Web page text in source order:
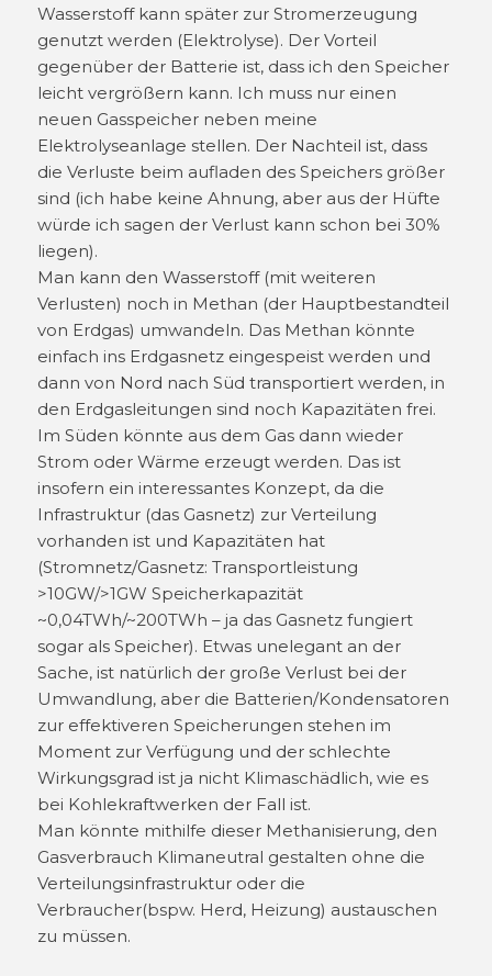
Wasserstoff kann später zur Stromerzeugung
genutzt werden (Elektrolyse). Der Vorteil
gegenüber der Batterie ist, dass ich den Speicher
leicht vergrößern kann. Ich muss nur einen
neuen Gasspeicher neben meine
Elektrolyseanlage stellen. Der Nachteil ist, dass
die Verluste beim aufladen des Speichers größer
sind (ich habe keine Ahnung, aber aus der Hüfte
würde ich sagen der Verlust kann schon bei 30%
liegen).
Man kann den Wasserstoff (mit weiteren
Verlusten) noch in Methan (der Hauptbestandteil
von Erdgas) umwandeln. Das Methan könnte
einfach ins Erdgasnetz eingespeist werden und
dann von Nord nach Süd transportiert werden, in
den Erdgasleitungen sind noch Kapazitäten frei.
Im Süden könnte aus dem Gas dann wieder
Strom oder Wärme erzeugt werden. Das ist
insofern ein interessantes Konzept, da die
Infrastruktur (das Gasnetz) zur Verteilung
vorhanden ist und Kapazitäten hat
(Stromnetz/Gasnetz: Transportleistung
>10GW/>1GW Speicherkapazität
~0,04TWh/~200TWh – ja das Gasnetz fungiert
sogar als Speicher). Etwas unelegant an der
Sache, ist natürlich der große Verlust bei der
Umwandlung, aber die Batterien/Kondensatoren
zur effektiveren Speicherungen stehen im
Moment zur Verfügung und der schlechte
Wirkungsgrad ist ja nicht Klimaschädlich, wie es
bei Kohlekraftwerken der Fall ist.
Man könnte mithilfe dieser Methanisierung, den
Gasverbrauch Klimaneutral gestalten ohne die
Verteilungsinfrastruktur oder die
Verbraucher(bspw. Herd, Heizung) austauschen
zu müssen.